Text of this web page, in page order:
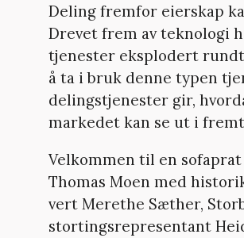
Deling fremfor eierskap
Drevet frem av teknologi
tjenester eksplodert
å ta i bruk denne typen
delingstjenester gir,
markedet kan se ut i
Velkommen til en
Thomas Moen med
vert Merethe Sæther,
stortingsrepresentant